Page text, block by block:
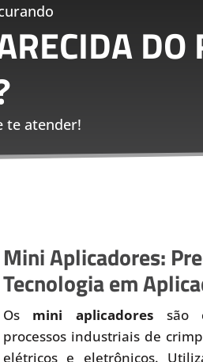
DO
te atender!
Mini Aplicadores:
Tecnologia em
Os mini aplicadoressão
processos industriais de
elétricos e eletrônicos.